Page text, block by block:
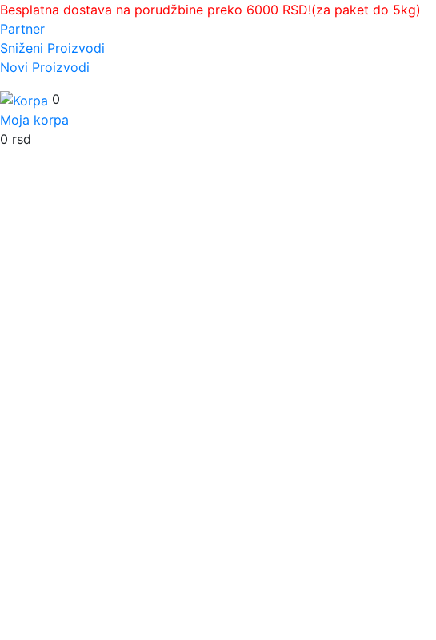
Besplatna dostava na porudžbine preko 6000 RSD!(za paket do 5kg)
Partner
Sniženi Proizvodi
Novi Proizvodi
0
Moja korpa
0 rsd